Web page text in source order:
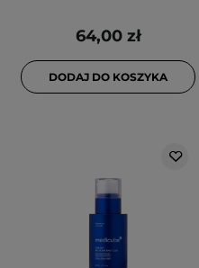
64,00 zł
DODAJ DO KOSZYKA